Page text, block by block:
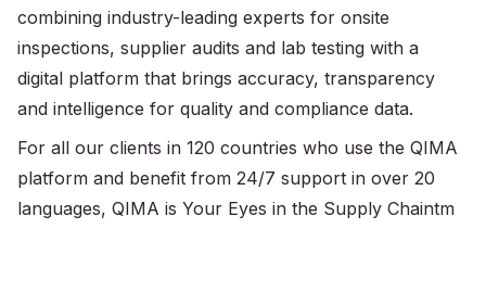
combining industry-leading experts for onsite
inspections, supplier audits and lab testing with a
digital platform that brings accuracy, transparency
and intelligence for quality and compliance data.
For all our clients in 120 countries who use the QIMA
platform and benefit from 24/7 support in over 20
languages, QIMA is Your Eyes in the Supply Chaintm